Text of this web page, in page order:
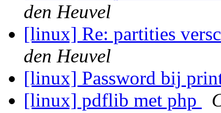
den Heuvel
[linux] Re: partities
den Heuvel
[linux] Password bij
[linux] pdflib met php